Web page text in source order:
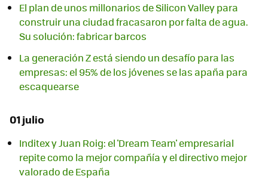
El plan de unos millonarios de Silicon Valley para
construir una ciudad fracasaron por falta de agua.
Su solución: fabricar barcos
La generación Z está siendo un desafío para las
empresas: el 95% de los jóvenes se las apaña para
escaquearse
01 julio
Inditex y Juan Roig: el 'Dream Team' empresarial
repite como la mejor compañía y el directivo mejor
valorado de España